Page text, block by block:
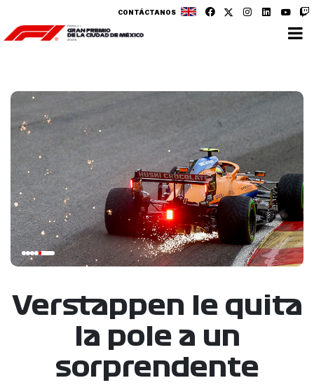
CONTÁCTANOS
Verstappen le quita
la pole a un
sorprendente